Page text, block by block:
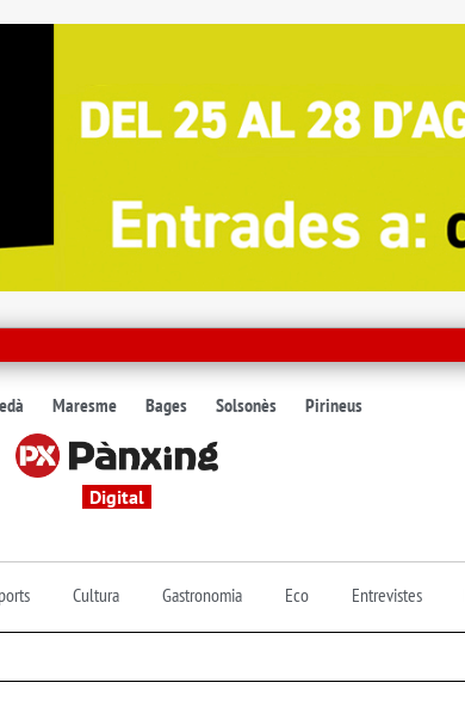
Maresme Bages Solsonès Pirineus
Digital
Cultura Gastronomia Eco Entrevistes